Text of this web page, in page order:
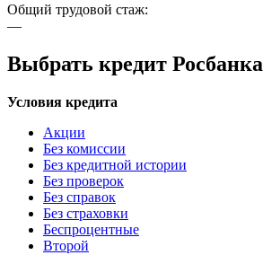
Общий трудовой стаж:
—
Выбрать кредит Росбанка
Условия кредита
Акции
Без комиссии
Без кредитной истории
Без проверок
Без справок
Без страховки
Беспроцентные
Второй